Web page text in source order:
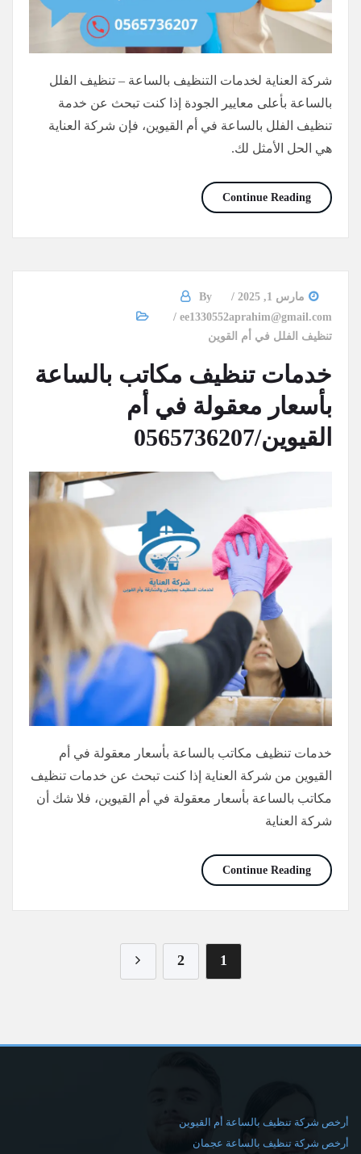
شركة العناية لخدمات التنظيف بالساعة – تنظيف الفلل
بالساعة بأعلى معايير الجودة إذا كنت تبحث عن خدمة
تنظيف الفلل بالساعة في أم القيوين، فإن شركة العناية
هي الحل الأمثل لك.
Continue Readingتنظيف الفلل بالساعة أم القيوين/0565736207/خصم30%
مارس 1, 2025
By
ee1330552aprahim@gmail.com
تنظيف الفلل في أم القوين
خدمات تنظيف مكاتب بالساعة
بأسعار معقولة في أم
القيوين/0565736207
خدمات تنظيف مكاتب بالساعة بأسعار معقولة في أم
القيوين من شركة العناية إذا كنت تبحث عن خدمات تنظيف
مكاتب بالساعة بأسعار معقولة في أم القيوين، فلا شك أن
شركة العناية
Continue Readingخدمات تنظيف مكاتب بالساعة بأسعار معقولة في أم
تعدد صفحات المقالات
1
2
أرخص شركة تنظيف بالساعة أم القيوين
أرخص شركة تنظيف بالساعة عجمان